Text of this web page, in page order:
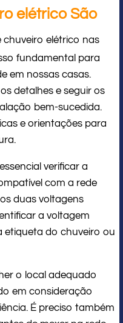
elétrico São
chuveiro elétrico nas
fundamental para
em nossas casas.
detalhes e seguir os
bem-sucedida.
e orientações para
verificar a
com a rede
duas voltagens
a voltagem
etiqueta do chuveiro ou
o local adequado
em consideração
É preciso também